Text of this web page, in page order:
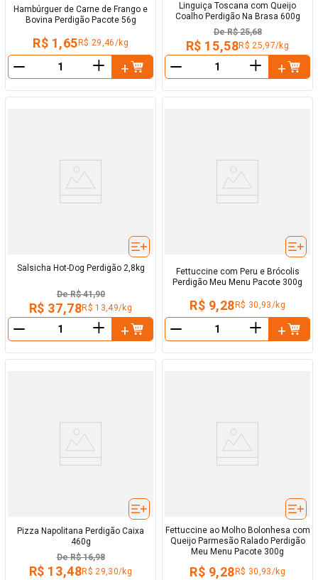
Hambúrguer de Carne de Frango e
Bovina Perdigão Pacote 56g
R$ 1,65 R$ 29,46/kg
＋
Linguiça Toscana com Queijo
Coalho Perdigão Na Brasa 600g
De R$ 25,68
R$ 15,58R$ 25,97/kg
＋
Salsicha Hot-Dog Perdigão 2,8kg
De R$ 41,90
R$ 37,78R$ 13,49/kg
＋
Fettuccine com Peru e Brócolis
Perdigão Meu Menu Pacote 300g
R$ 9,28 R$ 30,93/kg
＋
Pizza Napolitana Perdigão Caixa
460g
De R$ 16,98
R$ 13,48R$ 29,30/kg
Fettuccine ao Molho Bolonhesa com
Queijo Parmesão Ralado Perdigão
Meu Menu Pacote 300g
R$ 9,28 R$ 30,93/kg